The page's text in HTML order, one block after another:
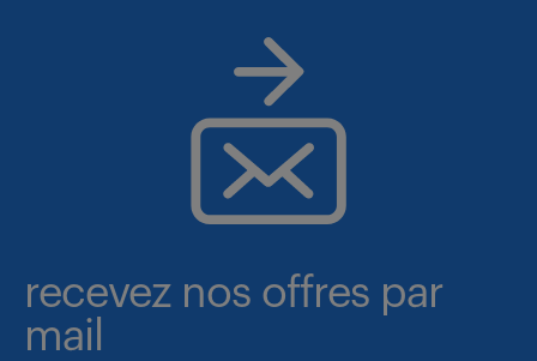
recevez nos offres par
mail